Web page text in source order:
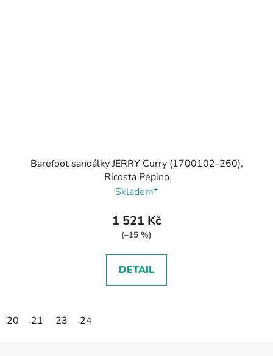
Barefoot sandálky JERRY Curry (1700102-260),
Ricosta Pepino
Skladem*
1 521 Kč
(–15 %)
DETAIL
20 21 23 24